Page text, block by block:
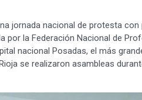
jornada nacional de protesta
la Federación Nacional de
nacional Posadas, el más
se realizaron asambleas